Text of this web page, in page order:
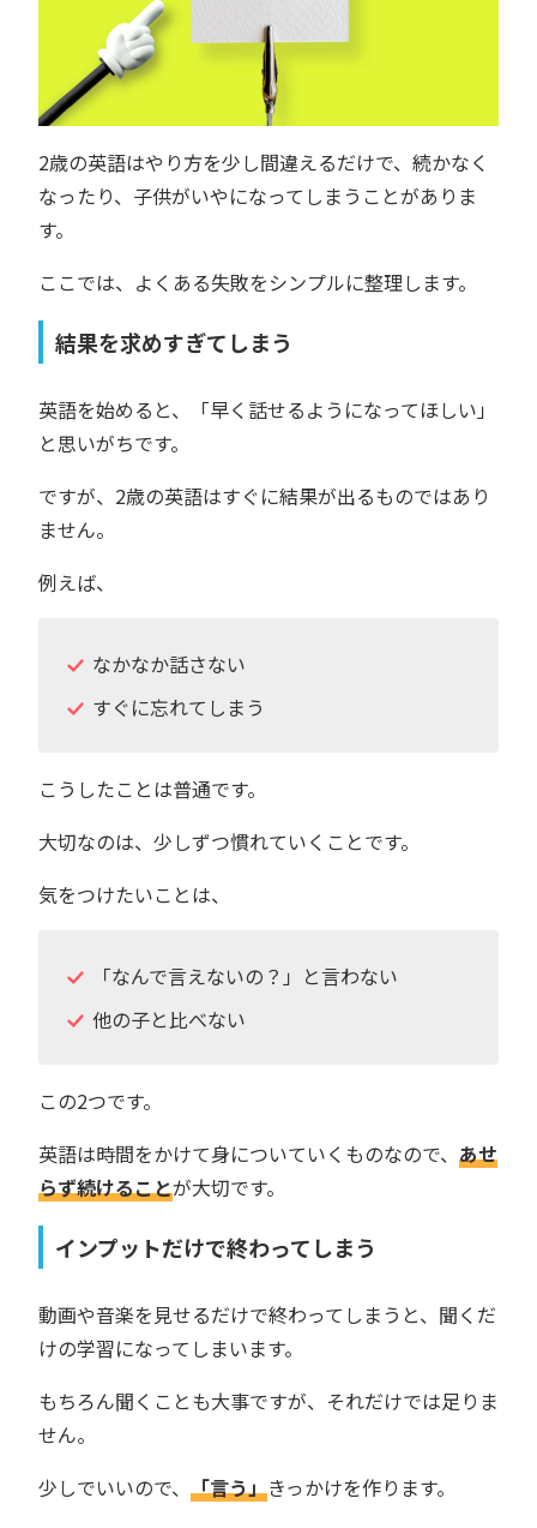
2歳の英語はやり方を少し間違えるだけで、続かなく
なったり、子供がいやになってしまうことがありま
す。
ここでは、よくある失敗をシンプルに整理します。
結果を求めすぎてしまう
英語を始めると、「早く話せるようになってほしい」
と思いがちです。
ですが、2歳の英語はすぐに結果が出るものではあり
ません。
例えば、
なかなか話さない
すぐに忘れてしまう
こうしたことは普通です。
大切なのは、少しずつ慣れていくことです。
気をつけたいことは、
「なんで言えないの？」と言わない
他の子と比べない
この2つです。
英語は時間をかけて身についていくものなので、 あせ
らず続けることが大切です。
インプットだけで終わってしまう
動画や音楽を見せるだけで終わってしまうと、聞くだ
けの学習になってしまいます。
もちろん聞くことも大事ですが、それだけでは足りま
せん。
少しでいいので、 「言う」きっかけを作ります。